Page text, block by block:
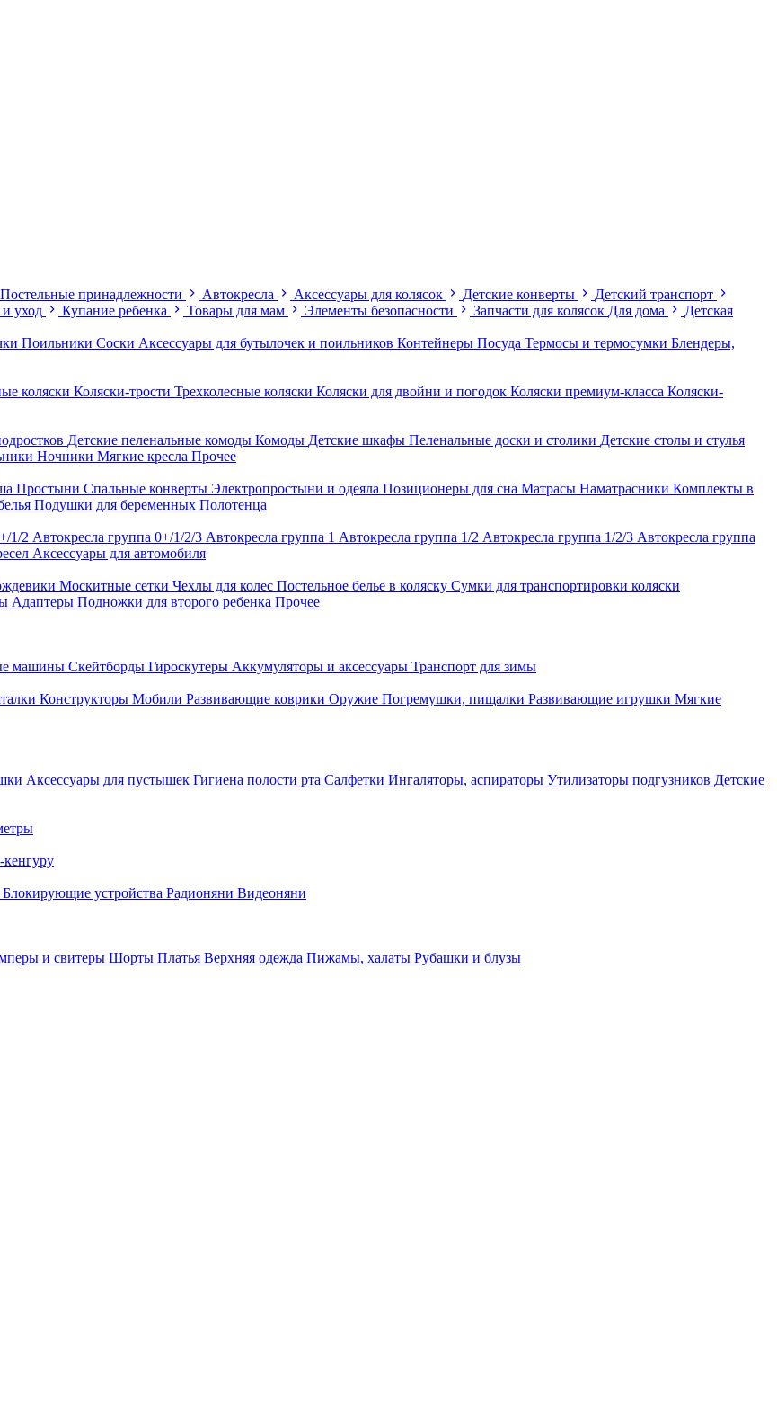
Постельные принадлежности Автокресла Аксессуары для колясок Детские конверты
Детский транспорт
уход Купание ребенка Товары для мам Элементы безопасности Запчасти для колясок Для дома
Детская
Поильники Соски Аксессуары для бутылочек и поильников Контейнеры Посуда Термосы и термосумки Блендеры,
коляски Коляски-трости Трехколесные коляски Коляски для двойни и погодок Коляски премиум-класса Коляски-
Детские пеленальные комоды Комоды Детские шкафы Пеленальные доски и столики Детские столы и стулья
Ночники Мягкие кресла Прочее
Простыни Спальные конверты Электропростыни и одеяла Позиционеры для сна Матрасы Наматрасники Комплекты в
Подушки для беременных Полотенца
1/2 Автокресла группа 0+/1/2/3 Автокресла группа 1 Автокресла группа 1/2 Автокресла группа 1/2/3 Автокресла группа
Аксессуары для автомобиля
Москитные сетки Чехлы для колес Постельное белье в коляску Сумки для транспортировки коляски
Адаптеры Подножки для второго ребенка Прочее
машины Скейтборды Гироскутеры Аккумуляторы и аксессуары Транспорт для зимы
Конструкторы Мобили Развивающие коврики Оружие Погремушки, пищалки Развивающие игрушки Мягкие
Аксессуары для пустышек Гигиена полости рта Салфетки Ингаляторы, аспираторы Утилизаторы подгузников Детские
Блокирующие устройства Радионяни Видеоняни
и свитеры Шорты Платья Верхняя одежда Пижамы, халаты Рубашки и блузы